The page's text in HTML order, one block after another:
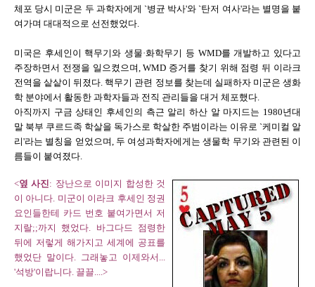
체포 당시 미군은 두 과학자에게 `병균 박사'와 `탄저 여사'라는 별명을 붙
여가며 대대적으로 선전했었다.
미국은 후세인이 핵무기와 생물·화학무기 등 WMD를 개발하고 있다고
주장하면서 전쟁을 일으켰으며, WMD 증거를 찾기 위해 점령 뒤 이라크
전역을 샅샅이 뒤졌다. 핵무기 관련 정보를 찾는데 실패하자 미군은 생화
학 분야에서 활동한 과학자들과 전직 관리들을 대거 체포했다.
아직까지 구금 상태인 후세인의 측근 알리 하산 알 마지드는 1980년대
말 북부 쿠르드족 학살을 독가스로 학살한 주범이라는 이유로 `케미컬 알
리'라는 별칭을 얻었으며, 두 여성과학자에게는 생물학 무기와 관련된 이
름들이 붙여졌다.
<옆 사진: 장난으로 이미지 합성한 것
이 아니다. 미군이 이라크 후세인 정권
요인들한테 카드 번호 붙여가면서 저
지랄;;까지 했었다. 바그다드 점령한
뒤에 저렇게 해가지고 세계에 공표를
했었단 말이다. 그래놓고 이제와서...
'석방'이랍니다. 끌끌....>